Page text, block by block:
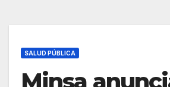
SALUD PÚBLICA